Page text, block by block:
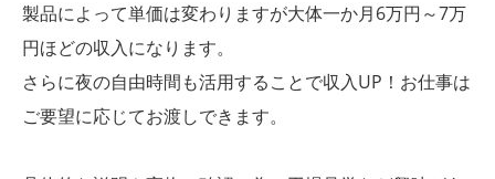
製品によって単価は変わりますが大体一か月6万円～7万
円ほどの収入になります。
さらに夜の自由時間も活用することで収入UP！お仕事は
ご要望に応じてお渡しできます。